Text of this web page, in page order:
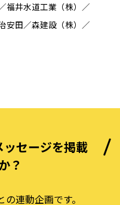
福井水道工業（株）
安田
森建設（株）
セージを掲載
？
連動企画です。